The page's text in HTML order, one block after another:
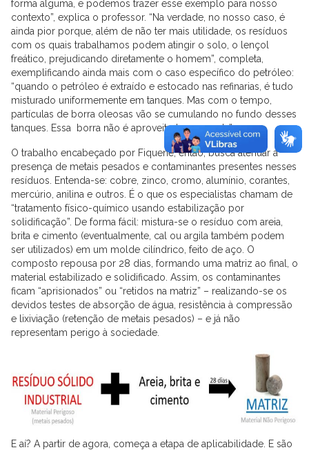
forma alguma, e podemos trazer esse exemplo para nosso
contexto”, explica o professor. “Na verdade, no nosso caso, é
ainda pior porque, além de não ter mais utilidade, os resíduos
com os quais trabalhamos podem atingir o solo, o lençol
freático, prejudicando diretamente o homem”, completa,
exemplificando ainda mais com o caso específico do petróleo:
“quando o petróleo é extraído e estocado nas refinarias, é tudo
misturado uniformemente em tanques. Mas com o tempo,
partículas de borra oleosas vão se cumulando no fundo desses
tanques. Essa borra não é aproveitada para nada”.
O trabalho encabeçado por Fiquene, então, busca atenuar a
presença de metais pesados e contaminantes presentes nesses
resíduos. Entenda-se: cobre, zinco, cromo, alumínio, corantes,
mercúrio, anilina e outros. É o que os especialistas chamam de
“tratamento físico-químico usando estabilização por
solidificação”. De forma fácil: mistura-se o resíduo com areia,
brita e cimento (eventualmente, cal ou argila também podem
ser utilizados) em um molde cilíndrico, feito de aço. O
composto repousa por 28 dias, formando uma matriz ao final, o
material estabilizado e solidificado. Assim, os contaminantes
ficam “aprisionados” ou “retidos na matriz” – realizando-se os
devidos testes de absorção de água, resistência à compressão
e lixiviação (retenção de metais pesados) – e já não
representam perigo à sociedade.
E aí? A partir de agora, começa a etapa de aplicabilidade. E são